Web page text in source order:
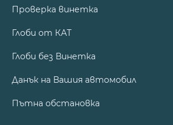
Проверка винетка
Глоби от КАТ
Глоби без Винетка
Данък на Вашия автомобил
Пътна обстановка